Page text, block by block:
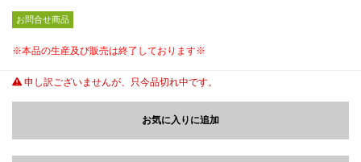
お問合せ商品
※本品の生産及び販売は終了しております※
申し訳ございませんが、只今品切れ中です。
お気に入りに追加